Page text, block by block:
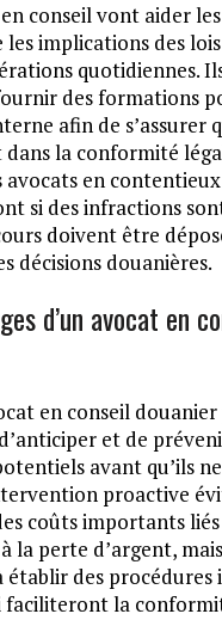
conseil vont aider
implications des
quotidiennes.
des formations
afin de s’assurer
la conformité
avocats en contentieux
si des infractions
doivent être
décisions douanières.
d’un avocat en
en conseil
et de
avant qu’ils
proactive
coûts importants
la perte d’argent,
établir des procédures
faciliteront la